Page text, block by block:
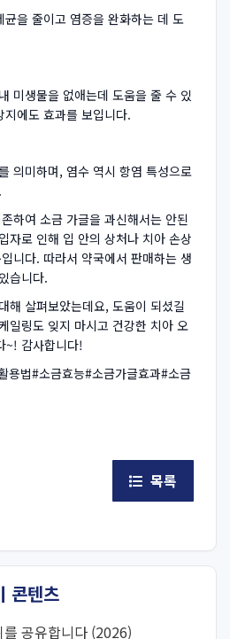
을 줄이고 염증을 완화하는 데 도
미생물을 없애는데 도움을 줄 수 있
에도 효과를 보입니다.
의미하며, 염수 역시 항염 특성으로
하여 소금 가글을 과신해서는 안된
자로 인해 입 안의 상처나 치아 손상
니다. 따라서 약국에서 판매하는 생
습니다.
해 살펴보았는데요, 도움이 되셨길
일링도 잊지 마시고 건강한 치아 오
~! 감사합니다!
용법#소금효능#소금가글효과#소금
목록
콘텐츠
공유합니다 (2026)